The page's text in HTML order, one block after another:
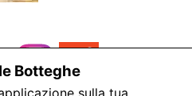
Botteghe
sulla tua